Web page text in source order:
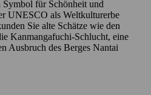
für Schönheit und
UNESCO als Weltkulturerbe
Sie alte Schätze wie den
Kanmangafuchi-Schlucht, eine
Ausbruch des Berges Nantai